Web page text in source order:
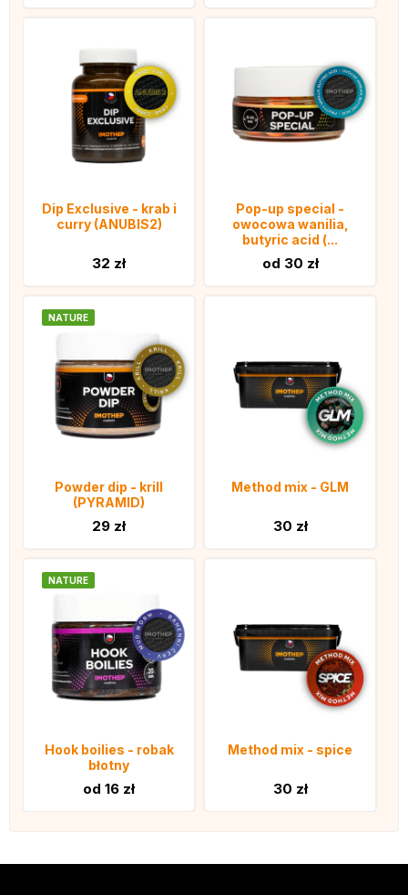
Dip Exclusive - krab i
curry (ANUBIS2)
32 zł
Pop-up special -
owocowa wanilia,
butyric acid (...
od 30 zł
NATURE
Powder dip - krill
(PYRAMID)
29 zł
Method mix - GLM
30 zł
NATURE
Hook boilies - robak
błotny
od 16 zł
Method mix - spice
30 zł